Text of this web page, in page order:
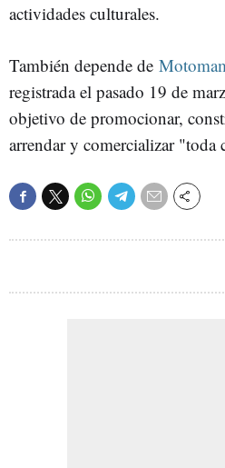
actividades culturales.
También depende de
registrada el pasado 19 de
objetivo de promocionar,
arrendar y comercializar "toda